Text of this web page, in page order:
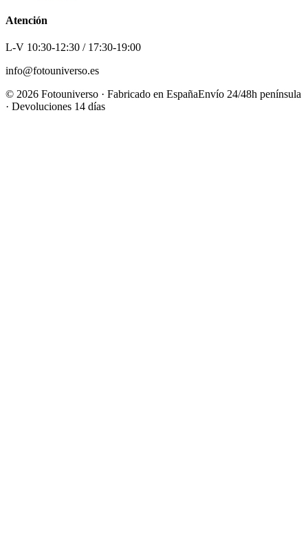
Atención
L-V 10:30-12:30 / 17:30-19:00
info@fotouniverso.es
© 2026 Fotouniverso · Fabricado en EspañaEnvío 24/48h península
· Devoluciones 14 días